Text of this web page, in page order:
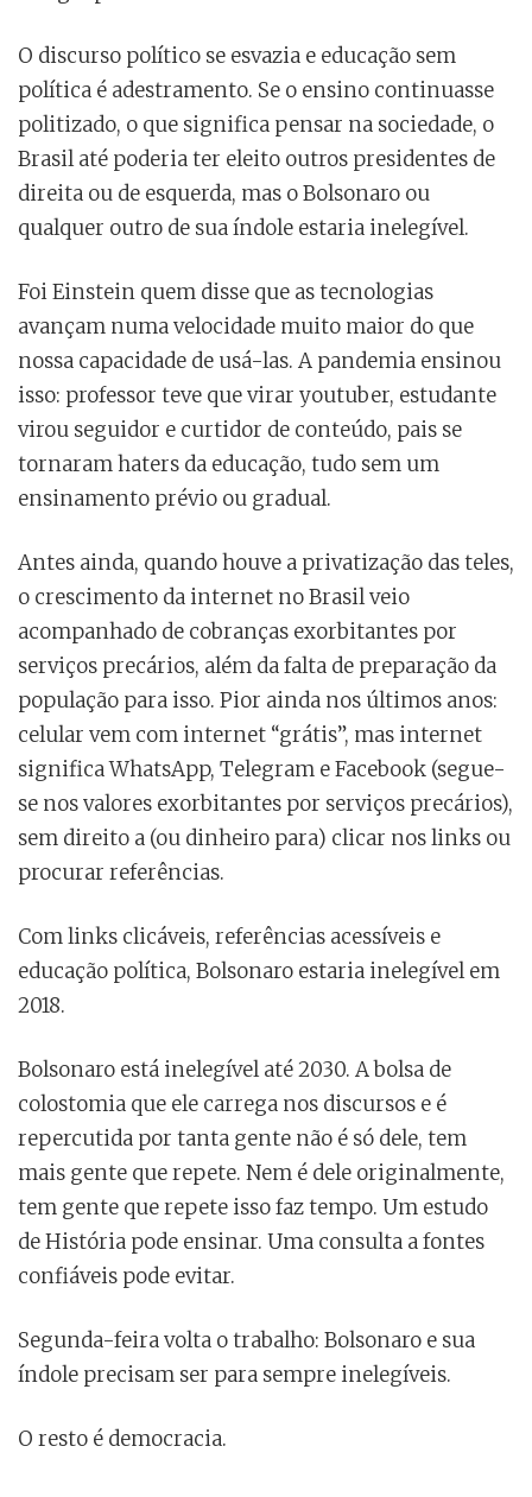
O discurso político se esvazia e educação sem
política é adestramento. Se o ensino continuasse
politizado, o que significa pensar na sociedade, o
Brasil até poderia ter eleito outros presidentes de
direita ou de esquerda, mas o Bolsonaro ou
qualquer outro de sua índole estaria inelegível.
Foi Einstein quem disse que as tecnologias
avançam numa velocidade muito maior do que
nossa capacidade de usá-las. A pandemia ensinou
isso: professor teve que virar youtuber, estudante
virou seguidor e curtidor de conteúdo, pais se
tornaram haters da educação, tudo sem um
ensinamento prévio ou gradual.
Antes ainda, quando houve a privatização das teles,
o crescimento da internet no Brasil veio
acompanhado de cobranças exorbitantes por
serviços precários, além da falta de preparação da
população para isso. Pior ainda nos últimos anos:
celular vem com internet “grátis”, mas internet
significa WhatsApp, Telegram e Facebook (segue-
se nos valores exorbitantes por serviços precários),
sem direito a (ou dinheiro para) clicar nos links ou
procurar referências.
Com links clicáveis, referências acessíveis e
educação política, Bolsonaro estaria inelegível em
2018.
Bolsonaro está inelegível até 2030. A bolsa de
colostomia que ele carrega nos discursos e é
repercutida por tanta gente não é só dele, tem
mais gente que repete. Nem é dele originalmente,
tem gente que repete isso faz tempo. Um estudo
de História pode ensinar. Uma consulta a fontes
confiáveis pode evitar.
Segunda-feira volta o trabalho: Bolsonaro e sua
índole precisam ser para sempre inelegíveis.
O resto é democracia.